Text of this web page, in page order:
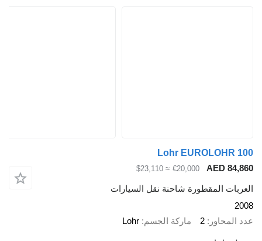
Lohr
€20,000
≈ $23,110
المقطورة شاحنة نقل السيارات
2 ماركة الجسم Lohr